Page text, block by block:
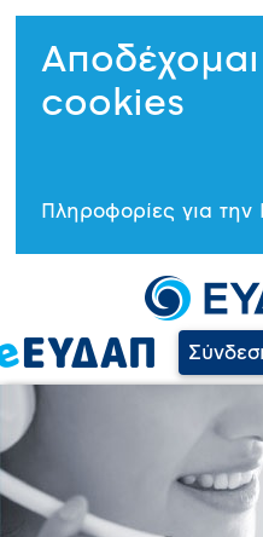
cookies
Πληροφορίες για την